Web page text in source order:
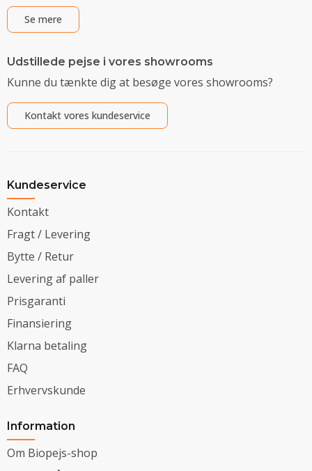
Se mere
Udstillede pejse i vores showrooms
Kunne du tænkte dig at besøge vores showrooms?
Kontakt vores kundeservice
Kundeservice
Kontakt
Fragt / Levering
Bytte / Retur
Levering af paller
Prisgaranti
Finansiering
Klarna betaling
FAQ
Erhvervskunde
Information
Om Biopejs-shop